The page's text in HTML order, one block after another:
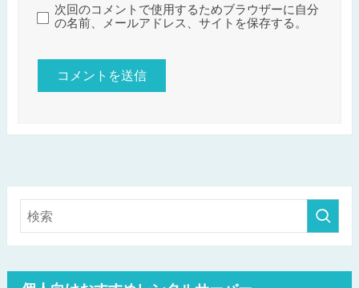
次回のコメントで使用するためブラウザーに自分
の名前、メールアドレス、サイトを保存する。